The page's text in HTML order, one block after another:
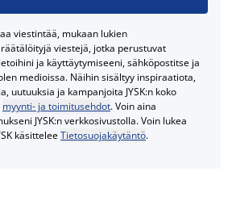
viestintää, mukaan lukien
viestejä, jotka perustuvat
ja käyttäytymiseeni, sähköpostitse ja
medioissa. Näihin sisältyy inspiraatiota,
uutuuksia ja kampanjoita JYSK:n koko
myynti- ja toimitusehdot. Voin aina
JYSK:n verkkosivustolla. Voin lukea
käsitteleeTietosuojakäytäntö.